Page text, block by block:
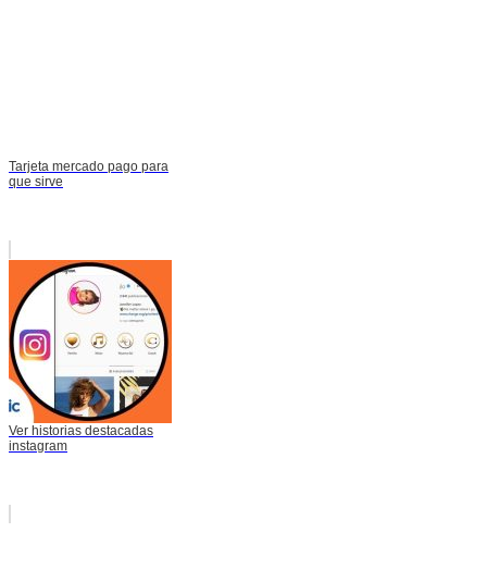
Tarjeta mercado pago para
que sirve
Ver historias destacadas
instagram